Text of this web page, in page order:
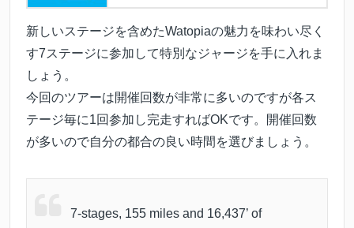
新しいステージを含めたWatopiaの魅力を味わい尽く
す7ステージに参加して特別なジャージを手に入れま
しょう。
今回のツアーは開催回数が非常に多いのですが各ス
テージ毎に1回参加し完走すればOKです。開催回数
が多いので自分の都合の良い時間を選びましょう。
7-stages, 155 miles and 16,437’ of